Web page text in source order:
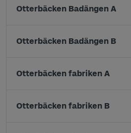
Otterbäcken Badängen A
Otterbäcken Badängen B
Otterbäcken fabriken A
Otterbäcken fabriken B